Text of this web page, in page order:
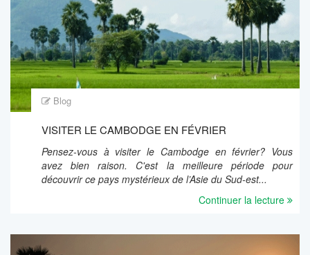
Blog
VISITER LE CAMBODGE EN FÉVRIER
Pensez-vous à visiter le Cambodge en février? Vous
avez bien raison. C'est la meilleure période pour
découvrir ce pays mystérieux de l’Asie du Sud-est...
Continuer la lecture